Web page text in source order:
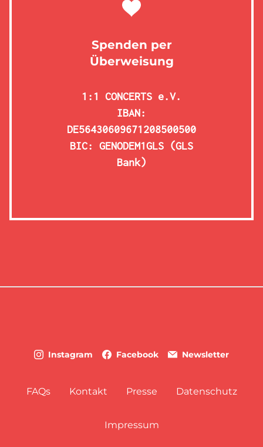
Spenden per
Überweisung
1:1 CONCERTS e.V.
IBAN:
DE56430609671208500500
BIC: GENODEM1GLS (GLS
Bank)
Instagram Facebook Newsletter
FAQs Kontakt Presse Datenschutz
Impressum